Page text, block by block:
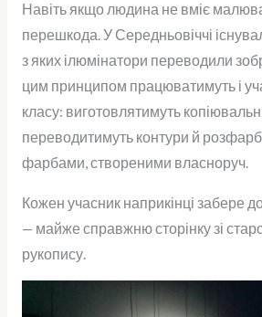
Навіть якщо людина не вміє
перешкода. У Середньовіччі
з яких ілюмінатори переводили
цим принципом працюватимуть і
класу: виготовлятимуть
переводитимуть контури й
фарбами, створеними власноруч.
Кожен учасник наприкінці забере
— майже справжню сторінку зі
рукопису.